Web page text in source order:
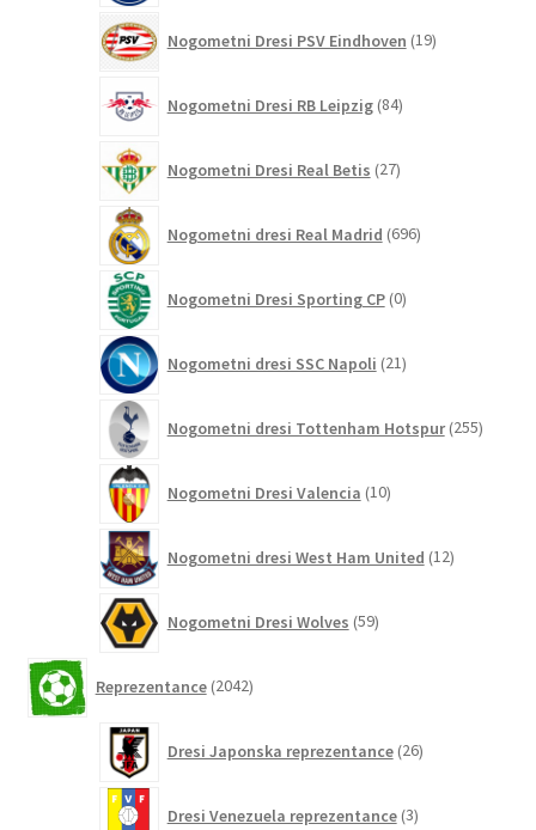
Nogometni Dresi PSV Eindhoven 19izdelkov
Nogometni Dresi RB Leipzig 84izdelkov
Nogometni Dresi Real Betis 27izdelkov
Nogometni dresi Real Madrid 696izdelkov
Nogometni Dresi Sporting CP 0izdelkov
Nogometni dresi SSC Napoli 21izdelkov
Nogometni dresi Tottenham Hotspur 255
Nogometni Dresi Valencia 10izdelkov
Nogometni dresi West Ham United 12izdelkov
Nogometni Dresi Wolves 59izdelkov
Reprezentance 2042izdelkov
Dresi Japonska reprezentance 26izdelkov
Dresi Venezuela reprezentance 3izdelki